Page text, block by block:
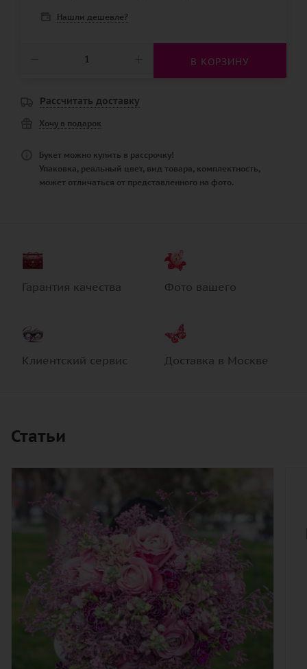
Нашли дешевле?
В КОРЗИНУ
Рассчитать доставку
Хочу в подарок
Букет можно купить в рассрочку!
Упаковка, реальный цвет, вид товара, комплектность,
может отличаться от представленного на фото.
Гарантия качества Фото вашего
Клиентский сервис Доставка в Москве
Статьи